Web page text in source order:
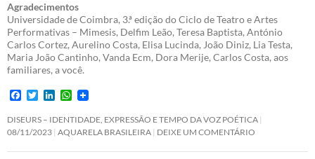
Agradecimentos
Universidade de Coimbra, 3.ª edição do Ciclo de Teatro e Artes
Performativas – Mimesis, Delfim Leão, Teresa Baptista, António
Carlos Cortez, Aurelino Costa, Elisa Lucinda, João Diniz, Lia Testa,
Maria João Cantinho, Vanda Ecm, Dora Merije, Carlos Costa, aos
familiares, a você.
F
c
e
o
T
i
t
e
n
k
d
W
a
t
A
DISEURS – IDENTIDADE, EXPRESSÃO E TEMPO DA VOZ POÉTICA
08/11/2023 AQUARELA BRASILEIRA DEIXE UM COMENTÁRIO